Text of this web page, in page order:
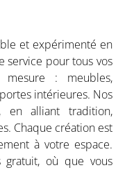
et expérimenté en
service pour tous vos
mesure : meubles,
intérieures. Nos
en alliant tradition,
Chaque création est
à votre espace.
gratuit, où que vous